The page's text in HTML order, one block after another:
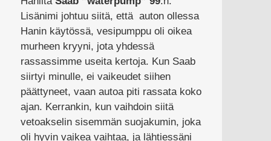
Lisänimi johtuu siitä, että auton ollessa
Hanin käytössä, vesipumppu oli oikea
murheen kryyni, jota yhdessä
rassassimme useita kertoja. Kun Saab
siirtyi minulle, ei vaikeudet siihen
päättyneet, vaan autoa piti rassata koko
ajan. Kerrankin, kun vaihdoin siitä
vetoakselin sisemmän suojakumin, joka
oli hyvin vaikea vaihtaa, ja lähtiessäni